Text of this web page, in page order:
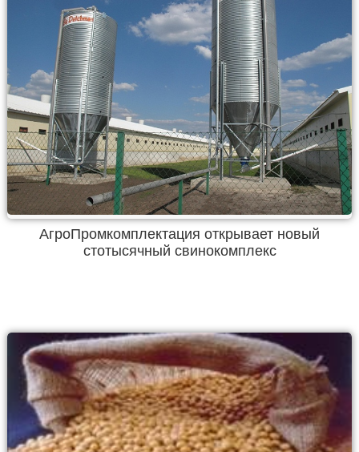
АгроПромкомплектация открывает новый
стотысячный свинокомплекс